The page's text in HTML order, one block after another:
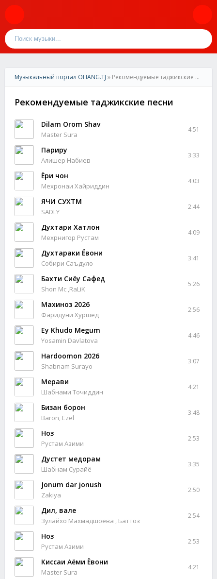
Музыкальный портал OHANG.TJ » Рекомендуемые таджикские песни
Рекомендуемые таджикские песни
Dilam Orom Shav
Master Sura
4:51
Париру
Алишер Набиев
3:33
Ёри чон
Мехронаи Хайриддин
4:03
ЯЧИ СУХТМ
SADLY
2:44
Духтари Хатлон
Мехрнигор Рустам
4:09
Духтараки Ёвони
Собири Саъдуло
3:41
Бахти Сиёҳу Сафед
Shon Mc ,RaLiK
5:26
Махиноз 2026
Фаридуни Хуршед
2:56
Ey Khudo Megum
Yosamin Davlatova
4:46
Hardoomon 2026
Shabnam Surayo
3:07
Мерави
Шабнами Точиддин
4:21
Бизан борон
Baron, Ezel
3:48
Ноз
Рустам Азими
2:53
Дустет медорам
Шабнам Сурайё
3:35
Jonum dar jonush
Zakiya
2:50
Дил, вале
Зулайхо Махмадшоева , Баттоз
2:54
Ноз
Рустам Азими
2:53
Киссаи Аёми Ёвони
Master Sura
4:21